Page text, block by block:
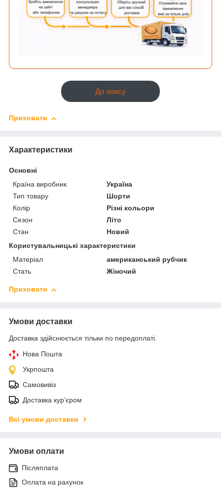
До опису
Приховати
Характеристики
Основні
Країна виробник
Україна
Тип товару
Шорти
Колір
Різні кольори
Сезон
Літо
Стан
Новий
Користувальницькі характеристики
Матеріал
американський рубчик
Стать
Жіночий
Приховати
Умови доставки
Доставка здійснюється тільки по передоплаті.
Нова Пошта
Укрпошта
Самовивіз
Доставка кур'єром
Всі умови доставки
Умови оплати
Післяплата
Оплата на рахунок